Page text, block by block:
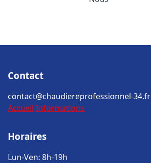
Contact
contact@chaudiereprofessionnel-34.fr
Accueil Informations
Horaires
Lun-Ven: 8h-19h